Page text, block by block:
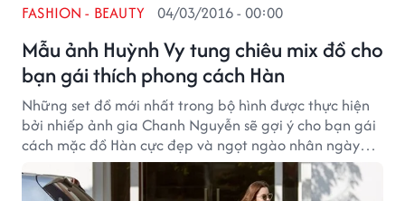
Mẫu ảnh Huỳnh Vy tung chiêu mix đồ cho
bạn gái thích phong cách Hàn
FASHION - BEAUTY 04/03/2016 - 00:00
Những set đồ mới nhất trong bộ hình được thực hiện
bởi nhiếp ảnh gia Chanh Nguyễn sẽ gợi ý cho bạn gái
cách mặc đồ Hàn cực đẹp và ngọt ngào nhân ngày